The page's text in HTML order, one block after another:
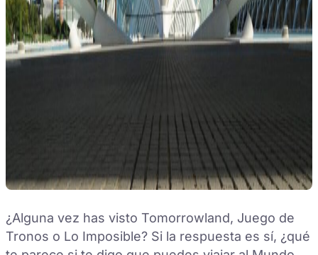
¿Alguna vez has visto Tomorrowland, Juego de
Tronos o Lo Imposible? Si la respuesta es sí, ¿qué